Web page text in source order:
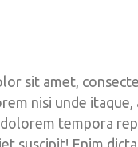
sit amet,
nisi unde itaque,
tempora
suscipit! Enim